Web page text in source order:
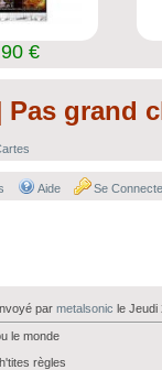
€
grand
Aide Se
par metalsonic le Jeudi
le monde
règles